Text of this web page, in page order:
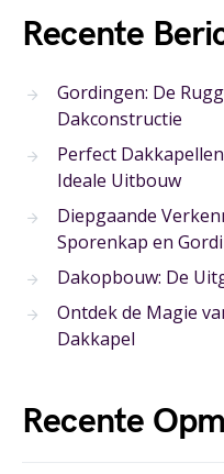
Recente
Gordingen: De
Dakconstructie
Perfect
Ideale Uitbouw
Diepgaande
Sporenkap en
Dakopbouw: De
Ontdek de Magie
Dakkapel
Recente